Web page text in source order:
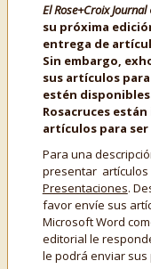
El Rose+Croix Journal
su próxima
entrega de
Sin embargo,
sus artículos
estén
Rosacruces
artículos para
Para una
presentar
Presentaciones.
favor envíe sus
Microsoft Word
editorial le
le podrá enviar sus